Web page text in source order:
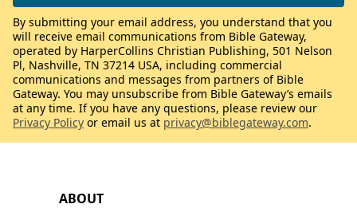
ABOUT
By submitting your email address, you understand that you
will receive email communications from Bible Gateway,
operated by HarperCollins Christian Publishing, 501 Nelson
Pl, Nashville, TN 37214 USA, including commercial
communications and messages from partners of Bible
Gateway. You may unsubscribe from Bible Gateway’s emails
at any time. If you have any questions, please review our
Privacy Policy or email us at privacy@biblegateway.com.